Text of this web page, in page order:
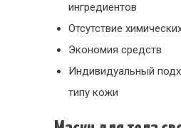
ингредиентов
Отсутствие
Экономия средств
Индивидуальный
типу кожи